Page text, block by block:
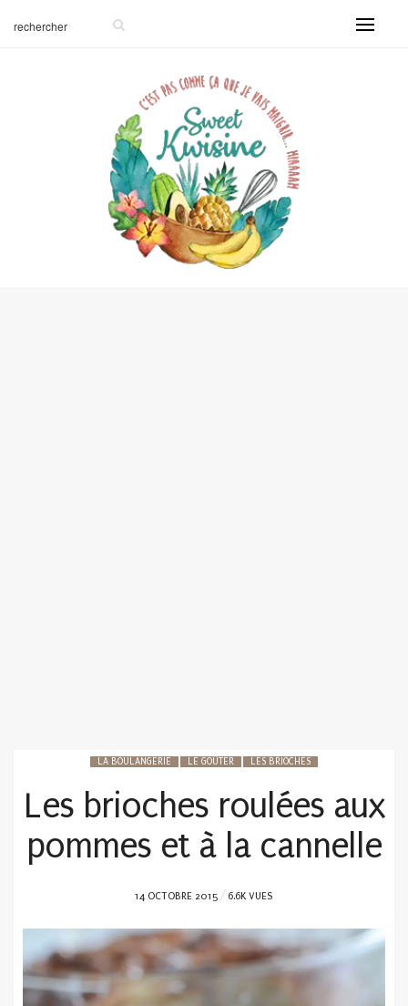
LA BOULANGERIE LE GOÛTER LES BRIOCHES
Les brioches roulées aux
pommes et à la cannelle
POSTED
14 OCTOBRE 2015 6.6K VUES